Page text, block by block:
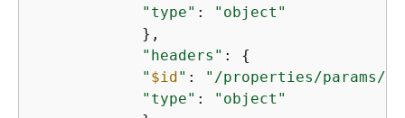
"type" :
"object"
            },
"headers" : {
" $id" :
"/properties/params/
"type" :
"object"